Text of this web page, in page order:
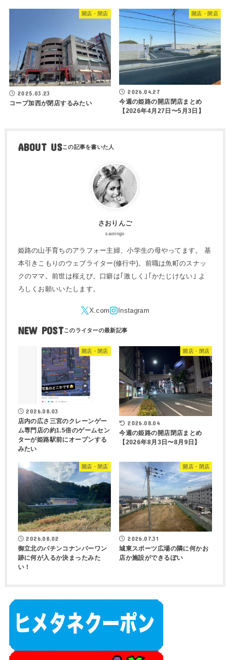
開店・閉店
2025.03.23
コープ加西が閉店するみたい
開店・閉店
2026.04.27
今週の姫路の開店閉店まとめ
【2026年4月27日〜5月3日】
ABOUT US
さおりんご
saoringo
姫路の山手育ちのアラフォー主婦、小学生の母やってます。 基
本引きこもりのウェブライター(修行中)。前職は魚町のスナッ
クのママ。前世は桜えび。口癖は｢激しく｣｢かたじけない｣ よ
ろしくお願いいたします。
NEW POST
開店・閉店
2026.08.03
店内の広さ三宮のクレーンゲー
ム専門店の約1.5倍のゲームセン
ターが姫路駅前にオープンする
みたい
開店・閉店
2026.08.04
今週の姫路の開店閉店まとめ
【2026年8月3日〜8月9日】
開店・閉店
2026.08.02
御立北のパチンコナンバーワン
跡に何が入るか決まったみた
い！
開店・閉店
2026.07.31
城東スポーツ広場の隣に何かお
店か施設ができるぽい